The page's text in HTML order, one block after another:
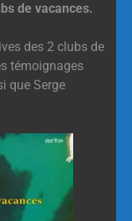
de vacances.
des 2 clubs de
témoignages
que Serge